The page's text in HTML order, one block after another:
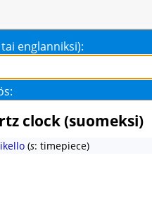
englanniksi):
clock (suomeksi)
(s: timepiece)